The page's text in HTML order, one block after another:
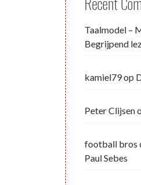
Taalmodel –
Begrijpend
kamiel79op
Peter Clijsen
football bros
Paul Sebes